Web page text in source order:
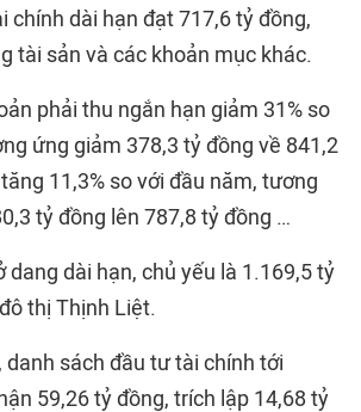
chính dài hạn đạt 717,6 tỷ đồng,
tài sản và các khoản mục khác.
phải thu ngắn hạn giảm 31% so
ứng giảm 378,3 tỷ đồng về 841,2
11,3% so với đầu năm, tương
tỷ đồng lên 787,8 tỷ đồng …
dang dài hạn, chủ yếu là 1.169,5 tỷ
thị Thịnh Liệt.
sách đầu tư tài chính tới
59,26 tỷ đồng, trích lập 14,68 tỷ